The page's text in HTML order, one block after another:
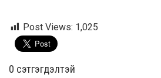
Post Views: 1,025
0 cэтгэгдэлтэй